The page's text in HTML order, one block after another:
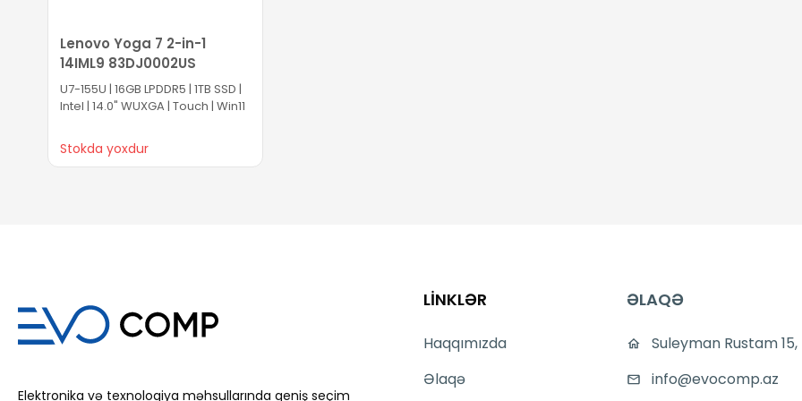
Lenovo Yoga 7 2-in-1
14IML9 83DJ0002US
U7-155U | 16GB LPDDR5 | 1TB SSD |
Intel | 14.0" WUXGA | Touch | Win11
Stokda yoxdur
Elektronika və texnologiya məhsullarında geniş seçim
LİNKLƏR
Haqqımızda
Əlaqə
ƏLAQƏ
Suleyman Rustam 15,
info@evocomp.az